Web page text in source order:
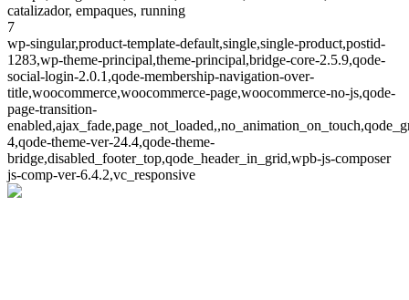
catalizador, empaques, running
7
wp-singular,product-template-default,single,single-product,postid-
1283,wp-theme-principal,theme-principal,bridge-core-2.5.9,qode-
social-login-2.0.1,qode-membership-navigation-over-
title,woocommerce,woocommerce-page,woocommerce-no-js,qode-
page-transition-
4,qode-theme-ver-24.4,qode-theme-
bridge,disabled_footer_top,qode_header_in_grid,wpb-js-composer
js-comp-ver-6.4.2,vc_responsive